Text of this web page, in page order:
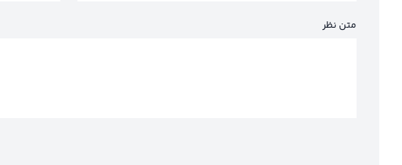
متن نظر